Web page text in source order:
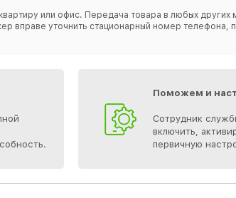
или офис. Передача товара в любых других
вправе уточнить стационарный номер
Поможем и
Сотрудник
включить,
первичную